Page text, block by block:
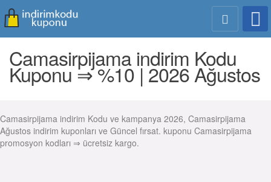

Camasirpijama indirim Kodu
Kuponu ⇒ %10 | 2026 Ağustos
Camasirpijama indirim Kodu ve kampanya 2026, Camasirpijama
Ağustos indirim kuponları ve Güncel fırsat. kuponu Camasirpijama
promosyon kodları ⇒ ücretsiz kargo.